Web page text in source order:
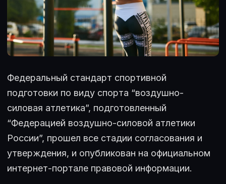
Федеральный стандарт спортивной
подготовки по виду спорта “воздушно-
силовая атлетика”, подготовленный
“Федерацией воздушно-силовой атлетики
России”, прошел все стадии согласования и
утверждения, и опубликован на официальном
интернет-портале правовой информации.